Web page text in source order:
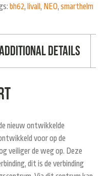
bh62, livall , NEO, smarthelm
Details
nieuw ontwikkelde
voor op de
veiliger de weg op. Deze
dit is de verbinding